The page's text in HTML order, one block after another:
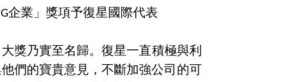
企業」獎項予復星國際代表
大獎乃實至名歸。復星一直積極與利
們的寶貴意見，不斷加強公司的可